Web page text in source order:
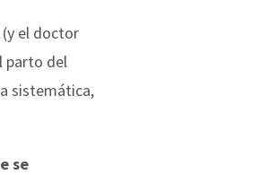
(y el doctor
parto del
sistemática,
se